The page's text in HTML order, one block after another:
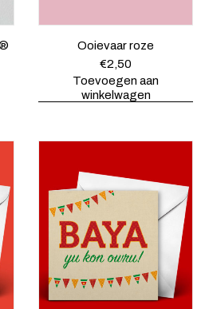
Ooievaar roze
€2,50
Toevoegen aan
winkelwagen